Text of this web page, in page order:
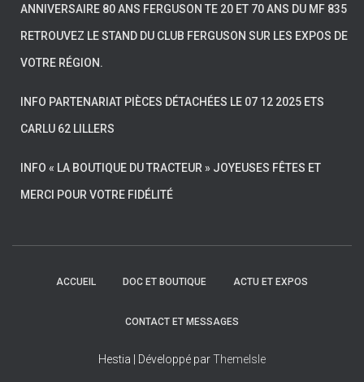
ANNIVERSAIRE 80 ANS FERGUSON TE 20 ET 70 ANS DU MF 835
RETROUVEZ LE STAND DU CLUB FERGUSON SUR LES EXPOS DE
VOTRE RÉGION.
INFO PARTENARIAT PIÈCES DÉTACHÉES LE 07 12 2025 ETS
CARLU 62 LILLERS
INFO « LA BOUTIQUE DU TRACTEUR » JOYEUSES FÊTES ET
MERCI POUR VOTRE FIDÉLITÉ
ACCUEIL DOC ET BOUTIQUE ACTU ET EXPOS
CONTACT ET MESSAGES
Hestia | Développé parThemeIsle